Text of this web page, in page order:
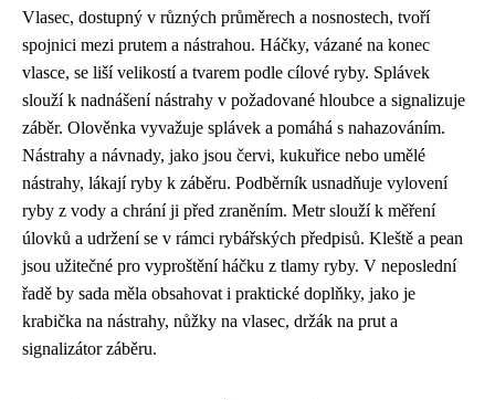
Vlasec, dostupný v různých průměrech a nosnostech, tvoří
spojnici mezi prutem a nástrahou. Háčky, vázané na konec
vlasce, se liší velikostí a tvarem podle cílové ryby. Splávek
slouží k nadnášení nástrahy v požadované hloubce a signalizuje
záběr. Olověnka vyvažuje splávek a pomáhá s nahazováním.
Nástrahy a návnady, jako jsou červi, kukuřice nebo umělé
nástrahy, lákají ryby k záběru. Podběrník usnadňuje vylovení
ryby z vody a chrání ji před zraněním. Metr slouží k měření
úlovků a udržení se v rámci rybářských předpisů. Kleště a pean
jsou užitečné pro vyproštění háčku z tlamy ryby. V neposlední
řadě by sada měla obsahovat i praktické doplňky, jako je
krabička na nástrahy, nůžky na vlasec, držák na prut a
signalizátor záběru.